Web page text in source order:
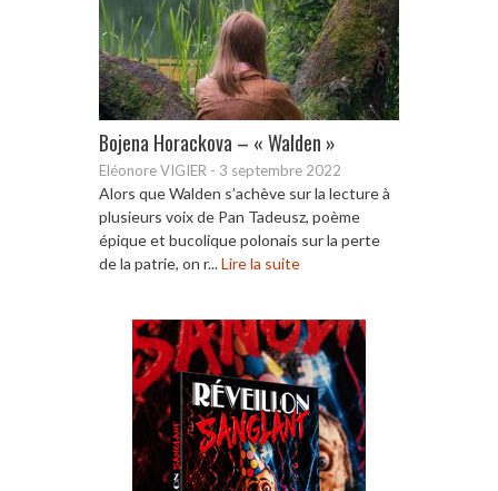
Bojena Horackova – « Walden »
Eléonore VIGIER - 3 septembre 2022
Alors que Walden s’achève sur la lecture à
plusieurs voix de Pan Tadeusz, poème
épique et bucolique polonais sur la perte
de la patrie, on r...Lire la suite